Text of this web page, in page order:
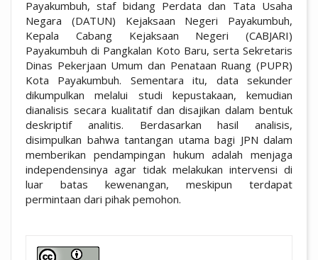
Payakumbuh, staf bidang Perdata dan Tata Usaha
Negara (DATUN) Kejaksaan Negeri Payakumbuh,
Kepala Cabang Kejaksaan Negeri (CABJARI)
Payakumbuh di Pangkalan Koto Baru, serta Sekretaris
Dinas Pekerjaan Umum dan Penataan Ruang (PUPR)
Kota Payakumbuh. Sementara itu, data sekunder
dikumpulkan melalui studi kepustakaan, kemudian
dianalisis secara kualitatif dan disajikan dalam bentuk
deskriptif analitis. Berdasarkan hasil analisis,
disimpulkan bahwa tantangan utama bagi JPN dalam
memberikan pendampingan hukum adalah menjaga
independensinya agar tidak melakukan intervensi di
luar batas kewenangan, meskipun terdapat
permintaan dari pihak pemohon.